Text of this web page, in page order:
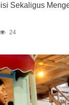
Sekaligus
24